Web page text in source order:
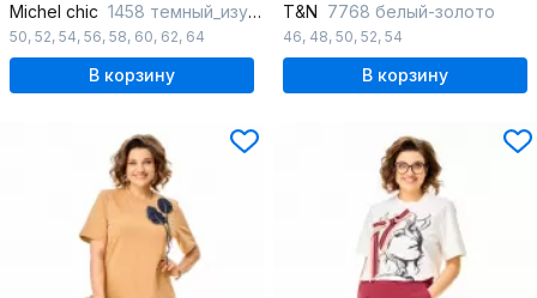
Michel chic 1458 темный_изумруд_белый
50, 52, 54, 56, 58, 60, 62, 64
В корзину
T&N 7768 белый-золото
46, 48, 50, 52, 54
В корзину